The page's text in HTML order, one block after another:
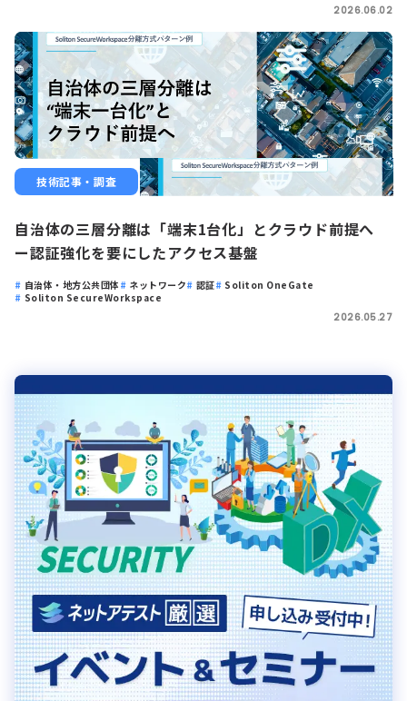
2026.06.02
技術記事・調査
自治体の三層分離は「端末1台化」とクラウド前提へ
ー認証強化を要にしたアクセス基盤
自治体・地方公共団体 ネットワーク 認証
Soliton OneGate
Soliton SecureWorkspace
2026.05.27